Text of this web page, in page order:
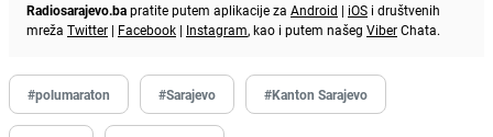
Radiosarajevo.bapratite putem aplikacije za Android | iOS i društvenih
mreža Twitter | Facebook | Instagram, kao i putem našeg ViberChata.
#polumaraton #Sarajevo #Kanton Sarajevo